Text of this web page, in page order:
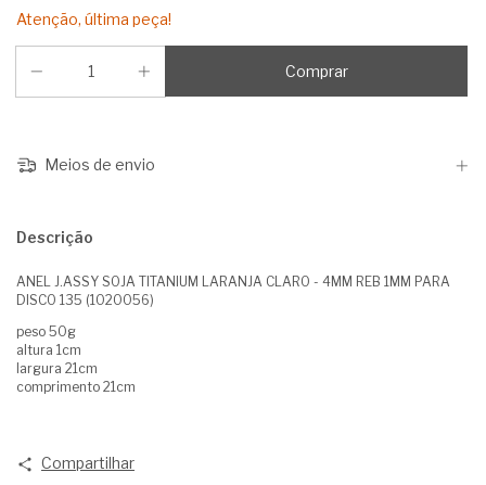
Atenção, última peça!
Meios de envio
Descrição
ANEL J.ASSY SOJA TITANIUM LARANJA CLARO - 4MM REB 1MM PARA
DISCO 135 (1020056)
peso 50g
altura 1cm
largura 21cm
comprimento 21cm
Compartilhar